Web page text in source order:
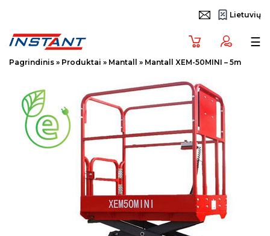
Lietuvių
☰
Pagrindinis » Produktai » Mantall » Mantall XEM-50MINI – 5m